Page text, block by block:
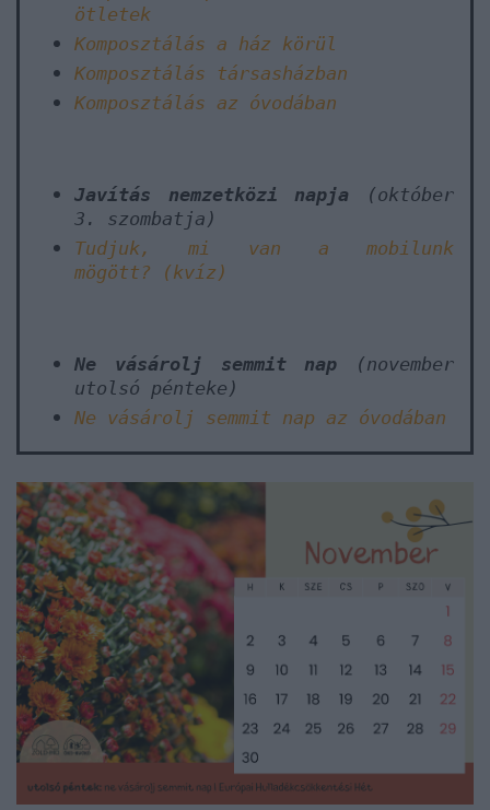
ötletek
Komposztálás a ház körül
Komposztálás társasházban
Komposztálás az óvodában
Javítás nemzetközi napja (október
3. szombatja)
Tudjuk, mi van a mobilunk
mögött? (kvíz)
Ne vásárolj semmit nap
(november
utolsó pénteke)
Ne vásárolj semmit nap az óvodában